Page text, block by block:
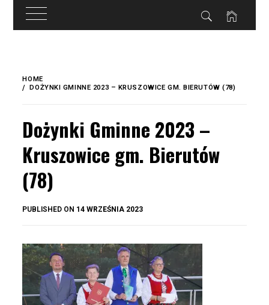
treści
content
HOME
DOŻYNKI GMINNE 2023 – KRUSZOWICE GM. BIERUTÓW (78)
Dożynki Gminne 2023 –
Kruszowice gm. Bierutów
(78)
PUBLISHED ON 14 WRZEŚNIA 2023